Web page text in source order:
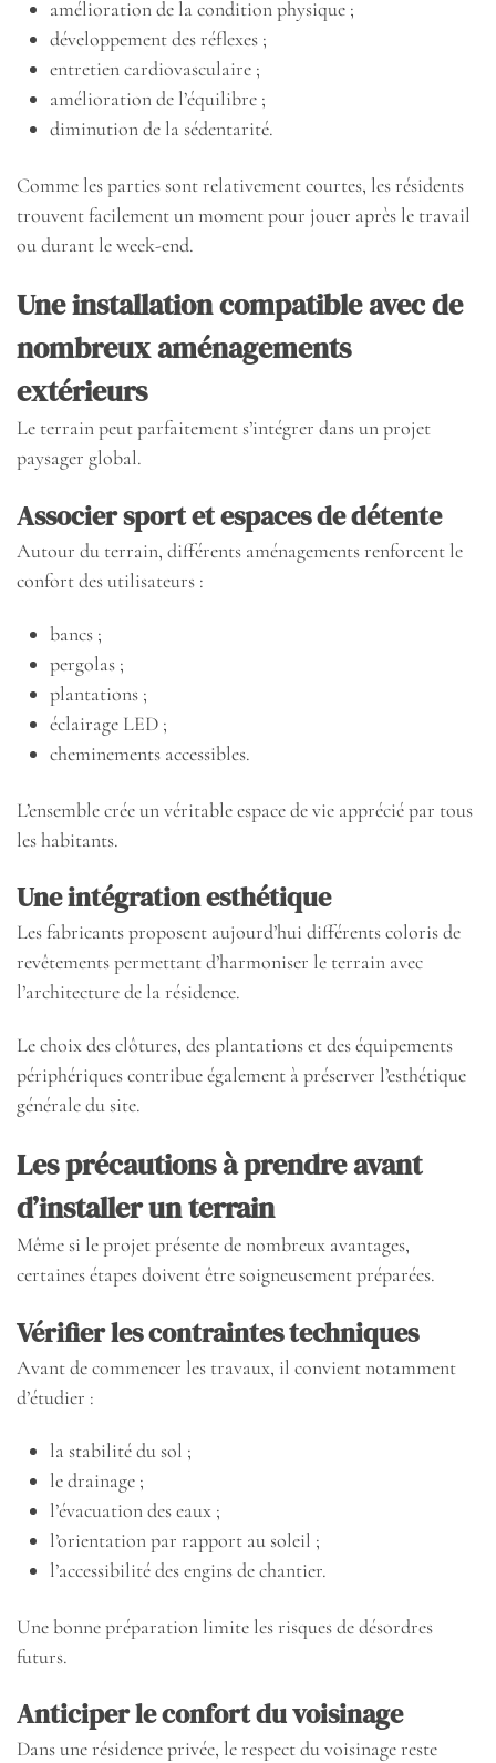
amélioration de la condition physique ;
développement des réflexes ;
entretien cardiovasculaire ;
amélioration de l’équilibre ;
diminution de la sédentarité.
Comme les parties sont relativement courtes, les résidents
trouvent facilement un moment pour jouer après le travail
ou durant le week-end.
Une installation compatible avec de
nombreux aménagements
extérieurs
Le terrain peut parfaitement s’intégrer dans un projet
paysager global.
Associer sport et espaces de détente
Autour du terrain, différents aménagements renforcent le
confort des utilisateurs :
bancs ;
pergolas ;
plantations ;
éclairage LED ;
cheminements accessibles.
L’ensemble crée un véritable espace de vie apprécié par tous
les habitants.
Une intégration esthétique
Les fabricants proposent aujourd’hui différents coloris de
revêtements permettant d’harmoniser le terrain avec
l’architecture de la résidence.
Le choix des clôtures, des plantations et des équipements
périphériques contribue également à préserver l’esthétique
générale du site.
Les précautions à prendre avant
d’installer un terrain
Même si le projet présente de nombreux avantages,
certaines étapes doivent être soigneusement préparées.
Vérifier les contraintes techniques
Avant de commencer les travaux, il convient notamment
d’étudier :
la stabilité du sol ;
le drainage ;
l’évacuation des eaux ;
l’orientation par rapport au soleil ;
l’accessibilité des engins de chantier.
Une bonne préparation limite les risques de désordres
futurs.
Anticiper le confort du voisinage
Dans une résidence privée, le respect du voisinage reste